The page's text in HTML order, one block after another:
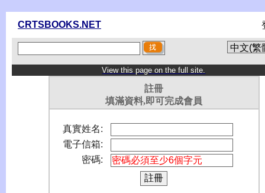
CRTSBOOKS.NET
View this page on the full site.
註冊
填滿資料,即可完成會員
真實姓名:
電子信箱:
密碼: